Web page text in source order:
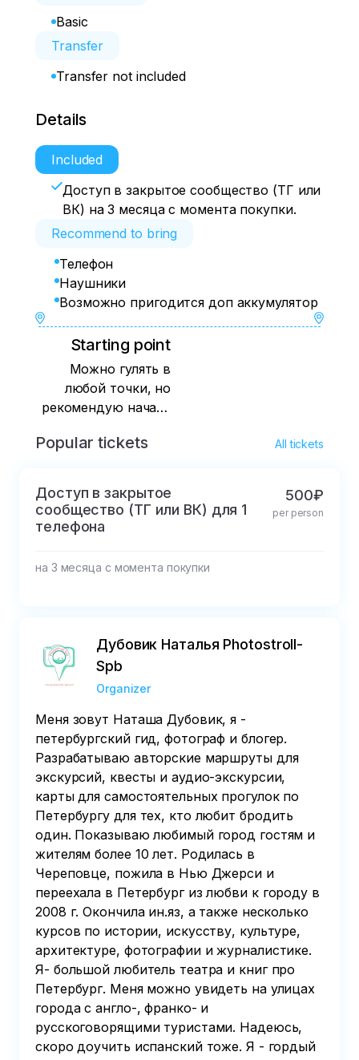
Basic
Transfer
Transfer not included
Details
Included
Доступ в закрытое сообщество (ТГ или
ВК) на 3 месяца с момента покупки.
Recommend to bring
Телефон
Наушники
Возможно пригодится доп аккумулятор
Starting point
Можно гулять в
любой точки, но
рекомендую начать
крепости.
Popular tickets All tickets
Доступ в закрытое
сообщество (ТГ или ВК) для 1
телефона
500₽
per person
на 3 месяца с момента покупки
Дубовик Наталья Photostroll-
Spb
Organizer
Меня зовут Наташа Дубовик, я -
петербургский гид, фотограф и блогер.
Разрабатываю авторские маршруты для
экскурсий, квесты и аудио-экскурсии,
карты для самостоятельных прогулок по
Петербургу для тех, кто любит бродить
один. Показываю любимый город гостям и
жителям более 10 лет. Родилась в
Череповце, пожила в Нью Джерси и
переехала в Петербург из любви к городу в
2008 г. Окончила ин.яз, а также несколько
курсов по истории, искусству, культуре,
архитектуре, фотографии и журналистике.
Я- большой любитель театра и книг про
Петербург. Меня можно увидеть на улицах
города с англо-, франко- и
русскоговорящими туристами. Надеюсь,
скоро доучить испанский тоже. Я - гордый